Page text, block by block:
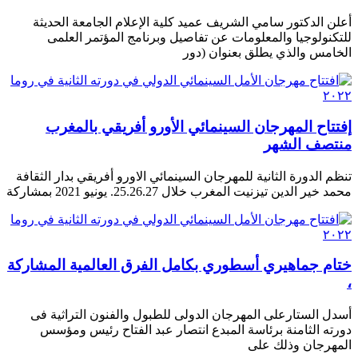
أعلن الدكتور سامي الشريف عميد كلية الإعلام الجامعة الحديثة
للتكنولوجيا والمعلومات عن تفاصيل وبرنامج المؤتمر العلمى
الخامس والذي يطلق بعنوان (دور
إفتتاح المهرجان السينمائي الأورو أفريقي بالمغرب
منتصف الشهر
تنظم الدورة الثانية للمهرجان السينمائي الاورو أفريقي بدار الثقافة
محمد خير الدين تيزنيت المغرب خلال 25.26.27. يونيو 2021 بمشاركة
ختام جماهيري أسطوري بكامل الفرق العالمية المشاركة
،
أسدل الستارعلى المهرجان الدولى للطبول والفنون التراثية فى
دورته الثامنة برئاسة المبدع انتصار عبد الفتاح رئيس ومؤسس
المهرجان وذلك على